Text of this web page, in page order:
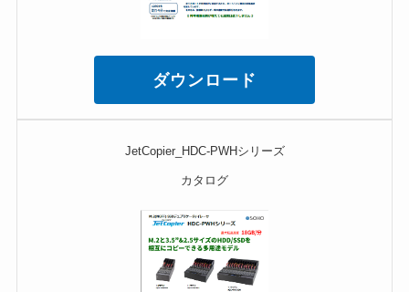
ダウンロード
JetCopier_HDC-PWHシリーズ
カタログ